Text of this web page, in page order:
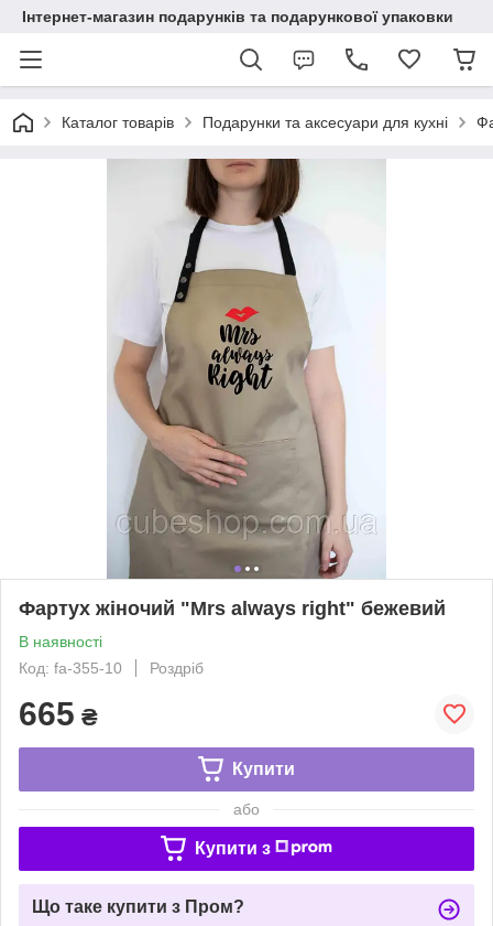
Інтернет-магазин подарунків та подарункової упаковки
Каталог товарів Подарунки та аксесуари для кухні
Фартух жіночий "Mrs always right" бежевий
В наявності
Код: fa-355-10
Роздріб
665 ₴
Купити
або
Купити з
Що таке купити з Пром?